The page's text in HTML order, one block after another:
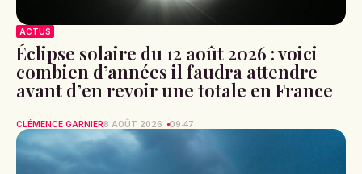
ACTUS
Éclipse solaire du 12 août 2026 : voici
combien d’années il faudra attendre
avant d’en revoir une totale en France
CLÉMENCE GARNIER8 AOÛT 2026 09:47